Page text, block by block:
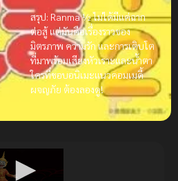
สรุป: Ranma ½ ไม่ได้มีแค่ฉาก
ต่อสู้ แต่มันคือเรื่องราวของ
มิตรภาพ ความรัก และการเติบโต
ที่มาพร้อมเสียงหัวเราะและน้ำตา
ใครที่ชอบอนิเมะแนวคอมเมดี้
ผจญภัย ต้องลองดู!